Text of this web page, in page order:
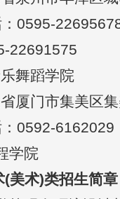
0595-
舞蹈学院
门市集美区集
0592-6162029
学院
美术)类招生简章